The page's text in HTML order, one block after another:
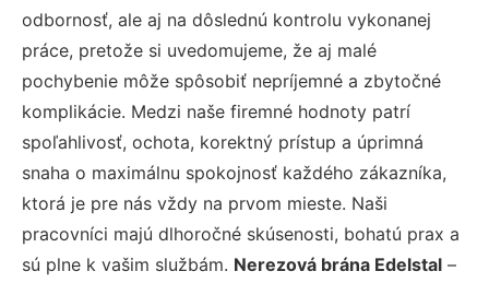
odbornosť, ale aj na dôslednú kontrolu vykonanej
práce, pretože si uvedomujeme, že aj malé
pochybenie môže spôsobiť nepríjemné a zbytočné
komplikácie. Medzi naše firemné hodnoty patrí
spoľahlivosť, ochota, korektný prístup a úprimná
snaha o maximálnu spokojnosť každého zákazníka,
ktorá je pre nás vždy na prvom mieste. Naši
pracovníci majú dlhoročné skúsenosti, bohatú prax a
sú plne k vašim službám. Nerezová brána Edelstal –